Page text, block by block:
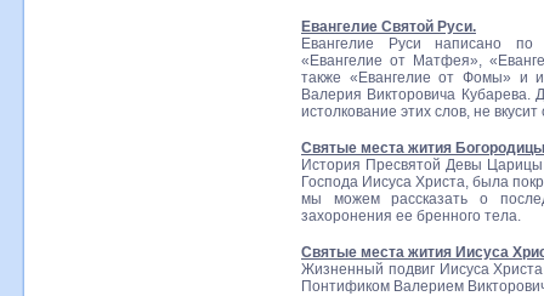
Евангелие Святой Руси.
Евангелие Руси написано по
«Евангелие от Матфея»,
также «Евангелие от Фомы» и
Валерия Викторовича Кубарева.
истолкование этих слов, не вкусит
Святые места жития
История Пресвятой Девы
Господа Иисуса Христа, была
мы можем рассказать о
захоронения ее бренного тела.
Святые места жития Иисуса
Жизненный подвиг Иисуса
Понтификом Валерием